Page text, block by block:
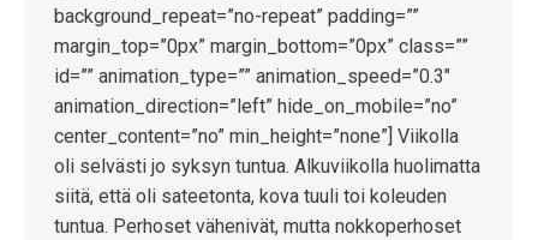
background_repeat=”no-repeat” padding=””
margin_top=”0px” margin_bottom=”0px” class=””
id=”” animation_type=”” animation_speed=”0.3″
animation_direction=”left” hide_on_mobile=”no”
center_content=”no” min_height=”none”] Viikolla
oli selvästi jo syksyn tuntua. Alkuviikolla huolimatta
siitä, että oli sateetonta, kova tuuli toi koleuden
tuntua. Perhoset vähenivät, mutta nokkoperhoset